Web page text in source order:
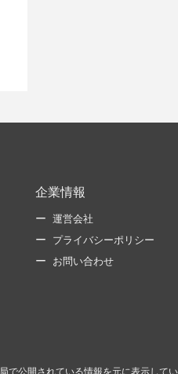
企業情報
運営会社
プライバシーポリシー
お問い合わせ
で公開されている情報を元に表示してい